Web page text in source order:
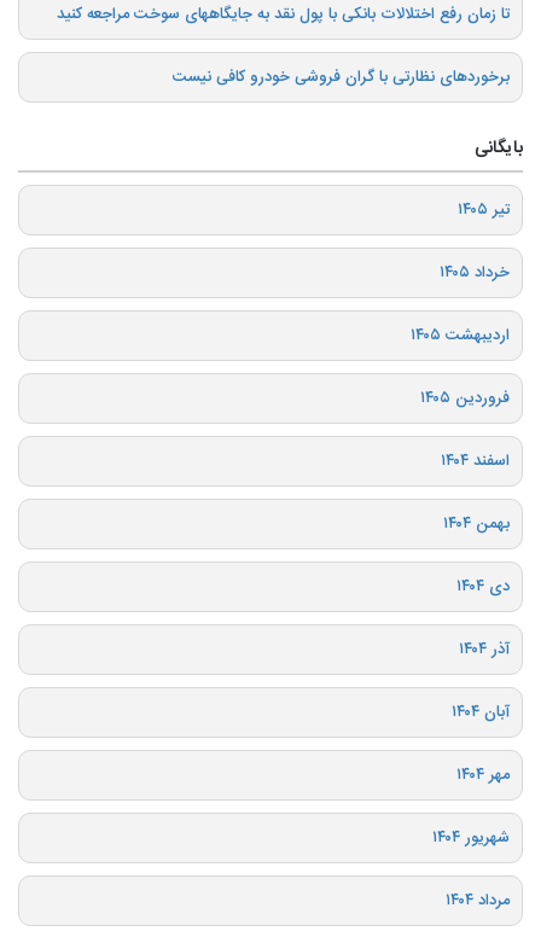
تا زمان رفع اختلالات بانکی با پول نقد به جایگاههای سوخت مراجعه کنید
برخوردهای نظارتی با گران فروشی خودرو کافی نیست
بایگانی
تیر ۱۴۰۵
خرداد ۱۴۰۵
اردیبهشت ۱۴۰۵
فروردین ۱۴۰۵
اسفند ۱۴۰۴
بهمن ۱۴۰۴
دی ۱۴۰۴
آذر ۱۴۰۴
آبان ۱۴۰۴
مهر ۱۴۰۴
شهریور ۱۴۰۴
مرداد ۱۴۰۴